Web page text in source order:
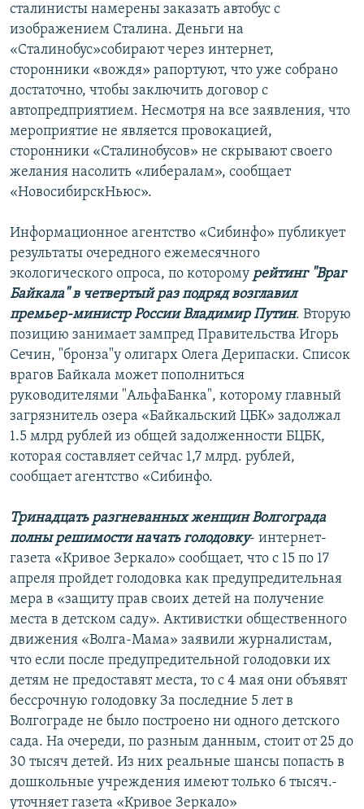
сталинисты намерены заказать автобус с
изображением Сталина. Деньги на
«Сталинобус»собирают через интернет,
сторонники «вождя» рапортуют, что уже собрано
достаточно, чтобы заключить договор с
автопредприятием. Несмотря на все заявления, что
мероприятие не является провокацией,
сторонники «Сталинобусов» не скрывают своего
желания насолить «либералам», сообщает
«НовосибирскНьюс».
Информационное агентство «Сибинфо» публикует
результаты очередного ежемесячного
экологического опроса, по которому рейтинг "Враг
Байкала" в четвертый раз подряд возглавил
премьер-министр России Владимир Путин. Вторую
позицию занимает зампред Правительства Игорь
Сечин, "бронза"у олигарх Олега Дерипаски. Список
врагов Байкала может пополниться
руководителями "АльфаБанка", которому главный
загрязнитель озера «Байкальский ЦБК» задолжал
1.5 млрд рублей из общей задолженности БЦБК,
которая составляет сейчас 1,7 млрд. рублей,
сообщает агентство «Сибинфо.
Тринадцать разгневанных женщин Волгограда
полны решимости начать голодовку- интернет-
газета «Кривое Зеркало» сообщает, что с 15 по 17
апреля пройдет голодовка как предупредительная
мера в «защиту прав своих детей на получение
места в детском саду». Активистки общественного
движения «Волга-Мама» заявили журналистам,
что если после предупредительной голодовки их
детям не предоставят места, то с 4 мая они объявят
бессрочную голодовку За последние 5 лет в
Волгограде не было построено ни одного детского
сада. На очереди, по разным данным, стоит от 25 до
30 тысяч детей. Из них реальные шансы попасть в
дошкольные учреждения имеют только 6 тысяч.-
уточняет газета «Кривое Зеркало»